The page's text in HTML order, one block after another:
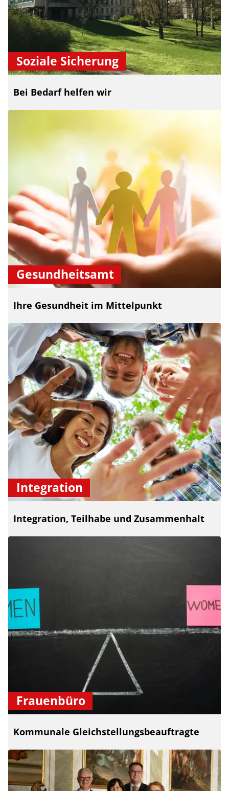
Soziale Sicherung
Bei Bedarf helfen wir
Gesundheitsamt
Ihre Gesundheit im Mittelpunkt
Integration
Integration, Teilhabe und Zusammenhalt
Frauenbüro
Kommunale Gleichstellungsbeauftragte